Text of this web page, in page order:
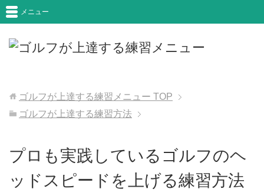
メニュー
ゴルフが上達する練習メニュー TOP
ゴルフが上達する練習方法
プロも実践しているゴルフのヘ
ッドスピードを上げる練習方法